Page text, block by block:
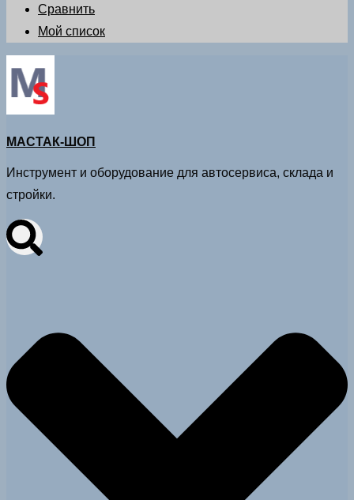
Сравнить
Мой список
МАСТАК-ШОП
Инструмент и оборудование для автосервиса, склада и
стройки.